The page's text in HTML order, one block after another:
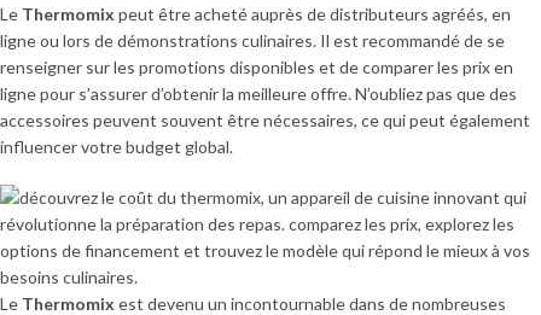
Le Thermomix peut être acheté auprès de distributeurs agréés, en
ligne ou lors de démonstrations culinaires. Il est recommandé de se
renseigner sur les promotions disponibles et de comparer les prix en
ligne pour s’assurer d’obtenir la meilleure offre. N’oubliez pas que des
accessoires peuvent souvent être nécessaires, ce qui peut également
influencer votre budget global.
Le Thermomix est devenu un incontournable dans de nombreuses